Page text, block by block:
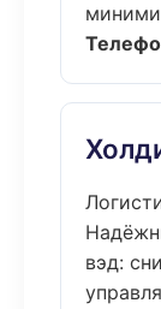
вэд: